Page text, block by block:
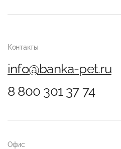
Контакты
info@banka-pet.ru
8 800 301 37 74
Офис